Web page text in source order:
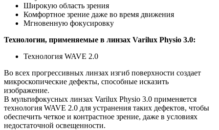
Широкую область зрения
Комфортное зрение даже во время движения
Мгновенную фокусировку
Технологии, применяемые в линзах Varilux Physio 3.0:
Технология WAVE 2.0
Во всех прогрессивных линзах изгиб поверхности создает
микроскопические дефекты, способные исказить
изображение.
В мультифокусных линзах Varilux Physio 3.0 применяется
технология WAVE 2.0 для устранения таких дефектов, чтобы
обеспечить четкое и контрастное зрение, даже в условиях
недостаточной освещенности.